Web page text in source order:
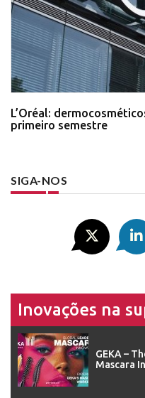
L’Oréal:
primeiro semestre
SIGA-NOS
Inovações na
GEKA –
Mascara